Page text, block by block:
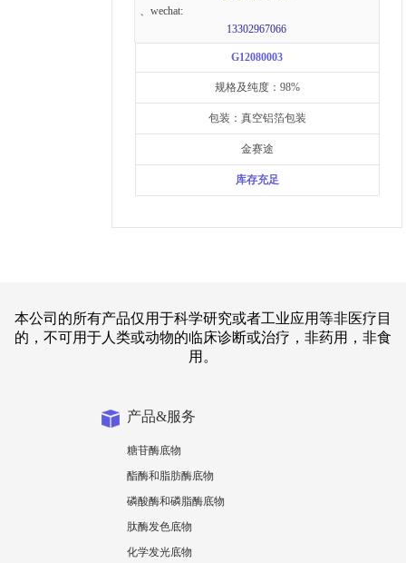
、wechat:
13302967066
G12080003
规格及纯度：98%
包装：真空铝箔包装
金赛途
库存充足
本公司的所有产品仅用于科学研究或者工业应用等非医疗目
的，不可用于人类或动物的临床诊断或治疗，非药用，非食
用。
产品&服务
糖苷酶底物
酯酶和脂肪酶底物
磷酸酶和磷脂酶底物
肽酶发色底物
化学发光底物